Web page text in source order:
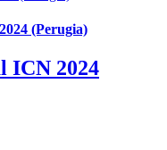
(Perugia)
ICN 2024